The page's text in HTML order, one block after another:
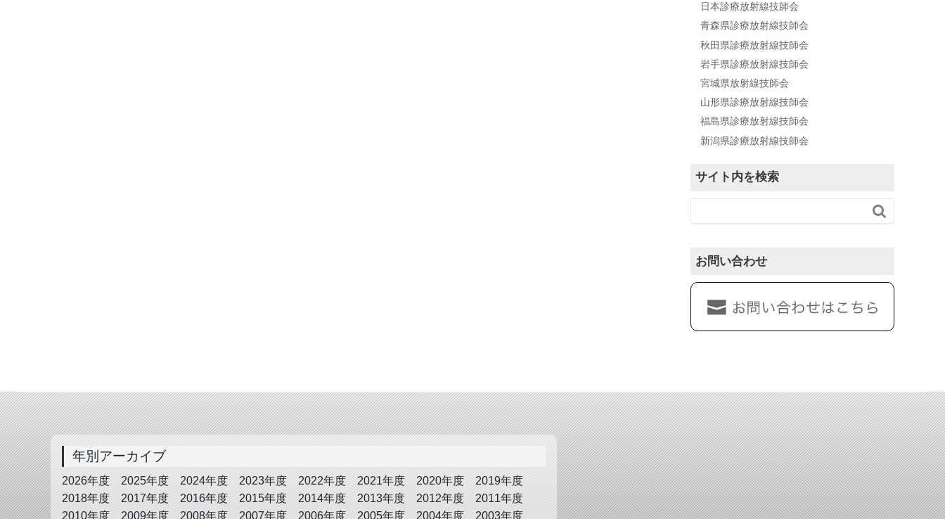
日本診療放射線技師会
青森県診療放射線技師会
秋田県診療放射線技師会
岩手県診療放射線技師会
宮城県放射線技師会
山形県診療放射線技師会
福島県診療放射線技師会
新潟県診療放射線技師会
サイト内を検索

お問い合わせ
年別アーカイブ
2026年度 2025年度 2024年度 2023年度 2022年度 2021年度 2020年度
2019年度
2018年度
2017年度 2016年度 2015年度 2014年度 2013年度 2012年度
2011年度
2010年度
2009年度 2008年度 2007年度 2006年度 2005年度 2004年度 2003年度